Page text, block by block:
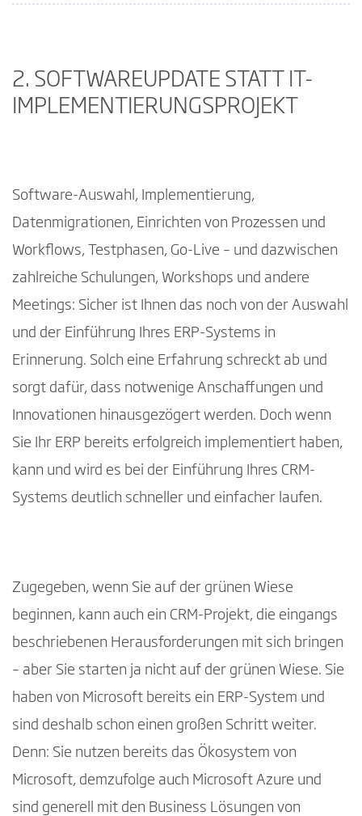
2. SOFTWAREUPDATE STATT IT-
IMPLEMENTIERUNGSPROJEKT
Software-Auswahl, Implementierung,
Datenmigrationen, Einrichten von Prozessen und
Workflows, Testphasen, Go-Live – und dazwischen
zahlreiche Schulungen, Workshops und andere
Meetings: Sicher ist Ihnen das noch von der Auswahl
und der Einführung Ihres ERP-Systems in
Erinnerung. Solch eine Erfahrung schreckt ab und
sorgt dafür, dass notwenige Anschaffungen und
Innovationen hinausgezögert werden. Doch wenn
Sie Ihr ERP bereits erfolgreich implementiert haben,
kann und wird es bei der Einführung Ihres CRM-
Systems deutlich schneller und einfacher laufen.
Zugegeben, wenn Sie auf der grünen Wiese
beginnen, kann auch ein CRM-Projekt, die eingangs
beschriebenen Herausforderungen mit sich bringen
– aber Sie starten ja nicht auf der grünen Wiese. Sie
haben von Microsoft bereits ein ERP-System und
sind deshalb schon einen großen Schritt weiter.
Denn: Sie nutzen bereits das Ökosystem von
Microsoft, demzufolge auch Microsoft Azure und
sind generell mit den Business Lösungen von